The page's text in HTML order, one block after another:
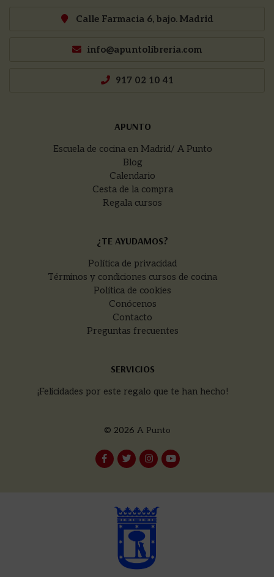
Calle Farmacia 6, bajo. Madrid
info@apuntolibreria.com
917 02 10 41
APUNTO
Escuela de cocina en Madrid/ A Punto
Blog
Calendario
Cesta de la compra
Regala cursos
¿TE AYUDAMOS?
Política de privacidad
Términos y condiciones cursos de cocina
Política de cookies
Conócenos
Contacto
Preguntas frecuentes
SERVICIOS
¡Felicidades por este regalo que te han hecho!
© 2026 A Punto